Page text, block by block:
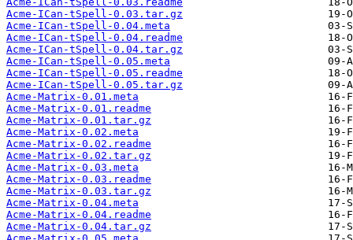
Acme-ICan-tSpell-0.03.tar.gz
Acme-ICan-tSpell-0.04.meta
Acme-ICan-tSpell-0.04.readme
Acme-ICan-tSpell-0.04.tar.gz
Acme-ICan-tSpell-0.05.meta
Acme-ICan-tSpell-0.05.readme
Acme-ICan-tSpell-0.05.tar.gz
Acme-Matrix-0.01.meta
Acme-Matrix-0.01.readme
Acme-Matrix-0.01.tar.gz
Acme-Matrix-0.02.meta
Acme-Matrix-0.02.readme
Acme-Matrix-0.02.tar.gz
Acme-Matrix-0.03.meta
Acme-Matrix-0.03.readme
Acme-Matrix-0.03.tar.gz
Acme-Matrix-0.04.meta
Acme-Matrix-0.04.readme
Acme-Matrix-0.04.tar.gz